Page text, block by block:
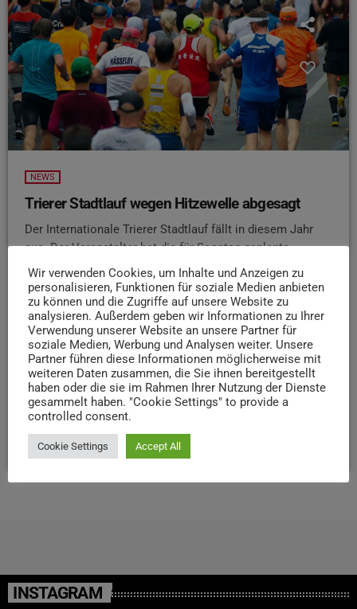
NEWS
Trierer Stadtlauf wegen Hitzewelle abgesagt
Der Internationale Trierer Stadtlauf fällt in diesem Jahr
aus. Der Veranstalter hat die für Sonntag geplante
Jubiläumsveranstaltung wegen der anhaltenden
Hitzewelle gemeinsam mit den zuständigen Behörden
abgesagt. Nach Angaben des Vereins steht die Sicherheit
von Läufern, Helfern, Einsatzkräften und Zuschauern an
erster Stelle. Trotz monatelanger Vorbereitung und der
geplanten 40. Auflage sei eine verantwortungsvolle
Durchführung unter den prognostizierten Temperaturen
nicht möglich. Wie es nach der Absage weitergeht, soll zu
einem späteren Zeitpunkt entschieden werden.
INSTAGRAM
Wir verwenden Cookies, um Inhalte und Anzeigen zu
personalisieren, Funktionen für soziale Medien anbieten
zu können und die Zugriffe auf unsere Website zu
analysieren. Außerdem geben wir Informationen zu Ihrer
Verwendung unserer Website an unsere Partner für
soziale Medien, Werbung und Analysen weiter. Unsere
Partner führen diese Informationen möglicherweise mit
weiteren Daten zusammen, die Sie ihnen bereitgestellt
haben oder die sie im Rahmen Ihrer Nutzung der Dienste
gesammelt haben. "Cookie Settings" to provide a
controlled consent.
Cookie Settings Accept All